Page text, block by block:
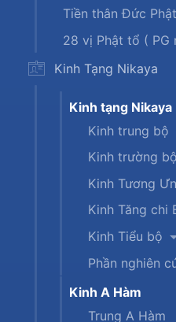
Tiền thân Đức Phật
28 vị Phật tổ ( PG
Kinh Tạng Nikaya
Kinh tạng Nikaya
Kinh trung bộ
Kinh trường bộ
Kinh Tương
Kinh Tăng chi
Kinh Tiểu bộ
Phần nghiên
Kinh A Hàm
Trung A Hàm